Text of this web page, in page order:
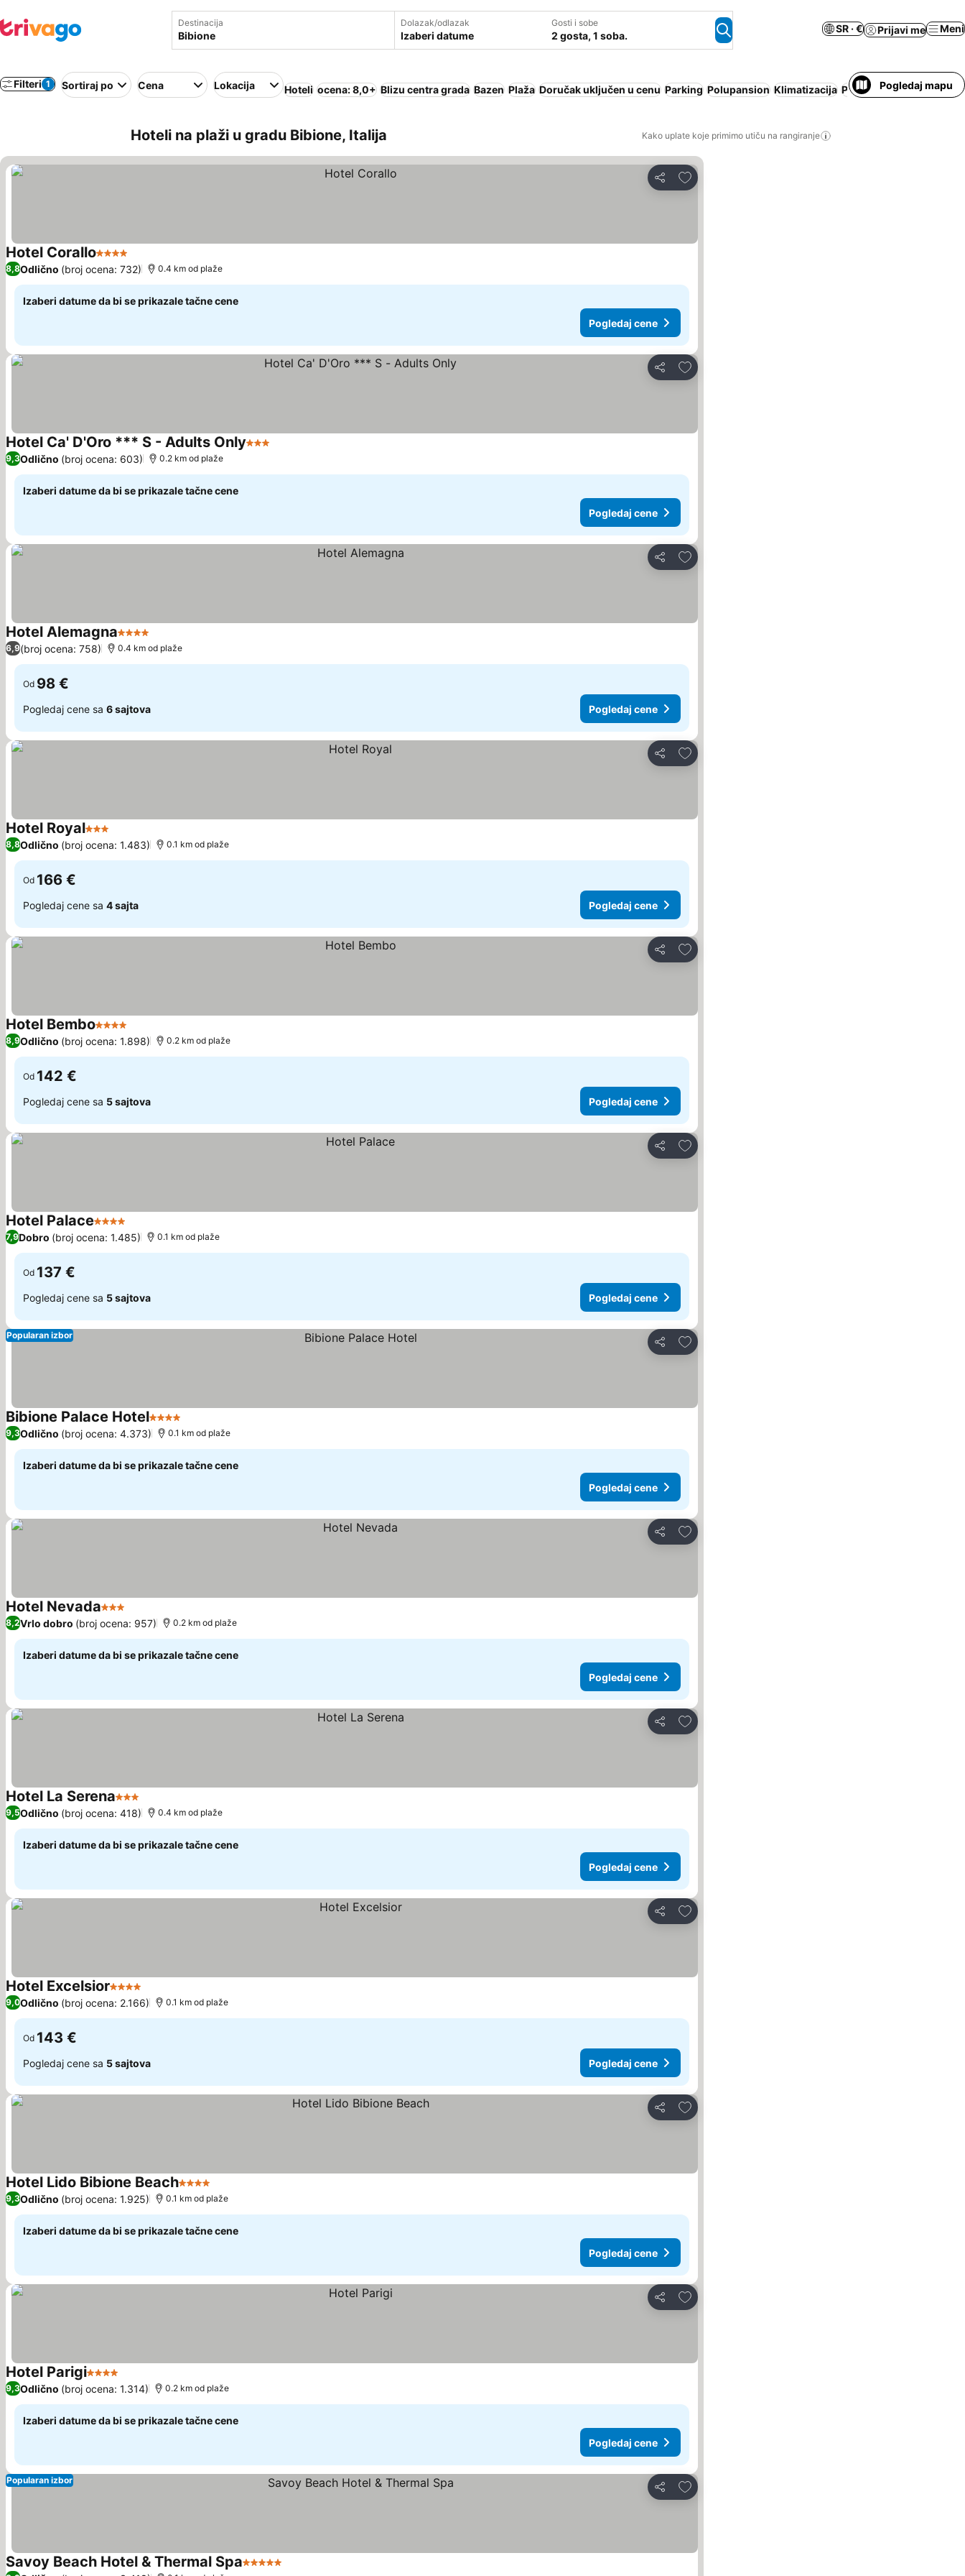
Destinacija Dolazak/odlazak
Izaberi datume
Gosti i sobe
2 gosta, 1 soba.
SR · € Prijavi me Meni
Filteri 1 Sortiraj po Cena Lokacija Hoteli ocena: 8,0+ Blizu centra grada Bazen Plaža Doručak uključen u cenu Parking Polupansion Klimatizacija Pun pansion Apart hotel
Pogledaj mapu
Hoteli na plaži u gradu Bibione, Italija Kako uplate koje primimo utiču na rangiranje
Deli
Dodati u favorite
Hotel Corallo4 Zvezdice
8,8Odlično (broj ocena: 732) 0.4 km od plaže
Izaberi datume da bi se prikazale tačne cene
Pogledaj cene
Deli
Dodati u favorite
Hotel Ca' D'Oro *** S - Adults Only3 Zvezdice
9,3Odlično (broj ocena: 603) 0.2 km od plaže
Izaberi datume da bi se prikazale tačne cene
Pogledaj cene
Deli
Dodati u favorite
Hotel Alemagna4 Zvezdice
6,9(broj ocena: 758) 0.4 km od plaže
Od 98 €
Pogledaj cene sa 6 sajtova Pogledaj cene
Deli
Dodati u favorite
Hotel Royal3 Zvezdice
8,8Odlično (broj ocena: 1.483) 0.1 km od plaže
Od 166 €
Pogledaj cene sa 4 sajta Pogledaj cene
Deli
Dodati u favorite
Hotel Bembo4 Zvezdice
8,9Odlično (broj ocena: 1.898) 0.2 km od plaže
Od 142 €
Pogledaj cene sa 5 sajtova Pogledaj cene
Deli
Dodati u favorite
Hotel Palace4 Zvezdice
7,9Dobro (broj ocena: 1.485) 0.1 km od plaže
Od 137 €
Pogledaj cene sa 5 sajtova Pogledaj cene
Deli
Dodati u favorite
Popularan izbor
Bibione Palace Hotel4 Zvezdice
9,3Odlično (broj ocena: 4.373) 0.1 km od plaže
Izaberi datume da bi se prikazale tačne cene
Pogledaj cene
Deli
Dodati u favorite
Hotel Nevada3 Zvezdice
8,2Vrlo dobro (broj ocena: 957) 0.2 km od plaže
Izaberi datume da bi se prikazale tačne cene
Pogledaj cene
Deli
Dodati u favorite
Hotel La Serena3 Zvezdice
9,5Odlično (broj ocena: 418) 0.4 km od plaže
Izaberi datume da bi se prikazale tačne cene
Pogledaj cene
Deli
Dodati u favorite
Hotel Excelsior4 Zvezdice
9,0Odlično (broj ocena: 2.166) 0.1 km od plaže
Od 143 €
Pogledaj cene sa 5 sajtova Pogledaj cene
Deli
Dodati u favorite
Hotel Lido Bibione Beach4 Zvezdice
9,3Odlično (broj ocena: 1.925) 0.1 km od plaže
Izaberi datume da bi se prikazale tačne cene
Pogledaj cene
Deli
Dodati u favorite
Hotel Parigi4 Zvezdice
9,3Odlično (broj ocena: 1.314) 0.2 km od plaže
Izaberi datume da bi se prikazale tačne cene
Pogledaj cene
Deli
Dodati u favorite
Popularan izbor
Savoy Beach Hotel & Thermal Spa5 Zvezdice